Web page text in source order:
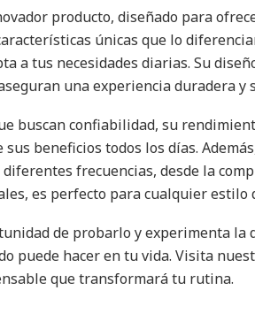
producto, diseñado para
únicas que lo
a tus necesidades diarias. Su
una experiencia duradera y
buscan confiabilidad, su
beneficios todos los días.
frecuencias, desde la
es perfecto para cualquier estilo
de probarlo y experimenta la
puede hacer en tu vida. Visita
que transformará tu rutina.